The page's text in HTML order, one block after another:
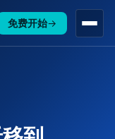
免费开始→